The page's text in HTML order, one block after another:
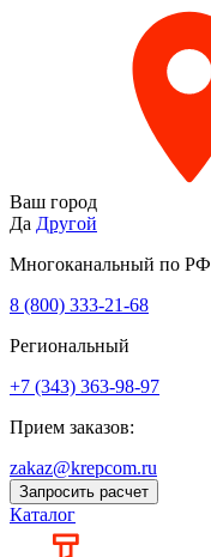
Ваш город
Да Другой
Многоканальный по РФ
8 (800) 333‑21-68
Региональный
+7 (343) 363-98-97
Прием заказов:
zakaz@krepcom.ru
Запросить расчет
Каталог